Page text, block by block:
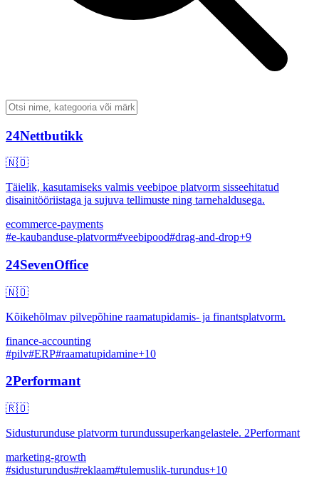
24Nettbutikk
🇳🇴
Täielik, kasutamiseks valmis veebipoe platvorm sisseehitatud
disainitööriistaga ja sujuva tellimuste ning tarnehaldusega.
ecommerce-payments
#e-kaubanduse-platvorm#veebipood#drag-and-drop+9
24SevenOffice
🇳🇴
Kõikehõlmav pilvepõhine raamatupidamis- ja finantsplatvorm.
finance-accounting
#pilv#ERP#raamatupidamine+10
2Performant
🇷🇴
Sidusturunduse platvorm turundussuperkangelastele. 2Performant
marketing-growth
#sidusturundus#reklaam#tulemuslik-turundus+10